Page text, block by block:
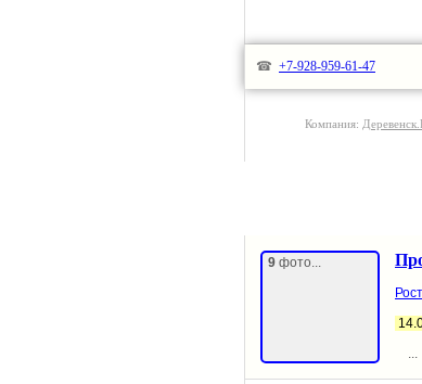
☎ +7-928-959-61-47
Компания:
9 фото...
...